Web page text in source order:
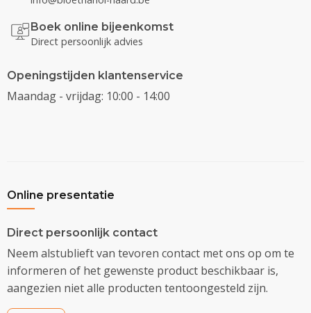
Boek online bijeenkomst
Direct persoonlijk advies
Openingstijden klantenservice
Maandag - vrijdag: 10:00 - 14:00
Online presentatie
Direct persoonlijk contact
Neem alstublieft van tevoren contact met ons op om te
informeren of het gewenste product beschikbaar is,
aangezien niet alle producten tentoongesteld zijn.